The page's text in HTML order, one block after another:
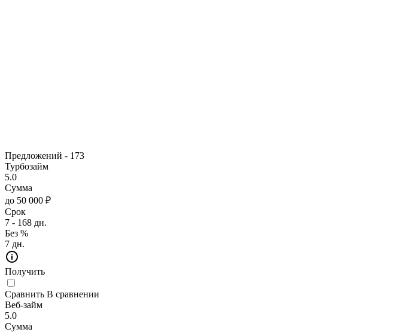
Предложений - 173
Турбозайм
5.0
Сумма
до 50 000 ₽
Срок
7 - 168 дн.
Без %
7 дн.
Получить
Сравнить В сравнении
Веб-займ
5.0
Сумма